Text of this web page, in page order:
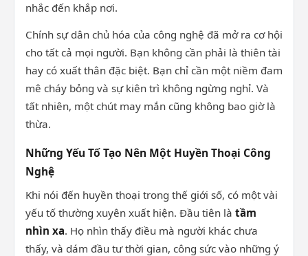
nhắc đến khắp nơi.
Chính sự dân chủ hóa của công nghệ đã mở ra cơ hội
cho tất cả mọi người. Bạn không cần phải là thiên tài
hay có xuất thân đặc biệt. Bạn chỉ cần một niềm đam
mê cháy bỏng và sự kiên trì không ngừng nghỉ. Và
tất nhiên, một chút may mắn cũng không bao giờ là
thừa.
Những Yếu Tố Tạo Nên Một Huyền Thoại Công
Nghệ
Khi nói đến huyền thoại trong thế giới số, có một vài
yếu tố thường xuyên xuất hiện. Đầu tiên là tầm
nhìn xa. Họ nhìn thấy điều mà người khác chưa
thấy, và dám đầu tư thời gian, công sức vào những ý